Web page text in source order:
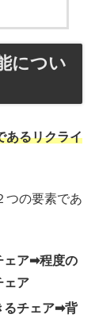
につい
あるリクライ
つの要素であ
ェア➡程度の
ェア
るチェア➡背